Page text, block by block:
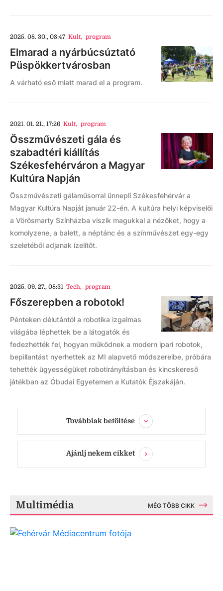
2025. 08. 30., 08:47 Kult, program
Elmarad a nyárbúcsúztató
Püspökkertvárosban
A várható eső miatt marad el a program.
2021. 01. 21., 17:26 Kult, program
Összművészeti gála és
szabadtéri kiállítás
Székesfehérváron a Magyar
Kultúra Napján
Összművészeti gálaműsorral ünnepli Székesfehérvár a
Magyar Kultúra Napját január 22-én. A kultúra helyi képviselői
a Vörösmarty Színházba viszik magukkal a nézőket, hogy a
komolyzene, a balett, a néptánc és a színművészet egy-egy
szeletéből adjanak ízelítőt.
2025. 09. 27., 08:31 Tech, program
Főszerepben a robotok!
Pénteken délutántól a robotika izgalmas
világába léphettek be a látogatók és
fedezhették fel, hogyan működnek a modern ipari robotok,
bepillantást nyerhettek az MI alapvető módszereibe, próbára
tehették ügyességüket robotirányításban és kincskereső
játékban az Óbudai Egyetemen a Kutatók Éjszakáján.
Továbbiak betöltése
Ajánlj nekem cikket
Multimédia MÉG TÖBB CIKK